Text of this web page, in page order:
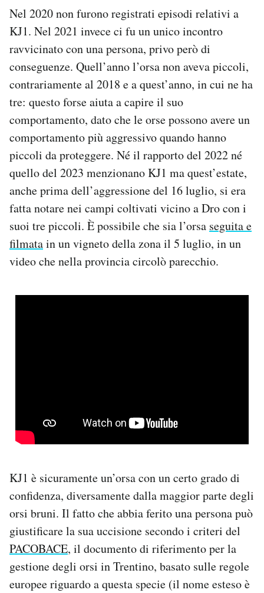
Nel 2020 non furono registrati episodi relativi a
KJ1. Nel 2021 invece ci fu un unico incontro
ravvicinato con una persona, privo però di
conseguenze. Quell’anno l’orsa non aveva piccoli,
contrariamente al 2018 e a quest’anno, in cui ne ha
tre: questo forse aiuta a capire il suo
comportamento, dato che le orse possono avere un
comportamento più aggressivo quando hanno
piccoli da proteggere. Né il rapporto del 2022 né
quello del 2023 menzionano KJ1 ma quest’estate,
anche prima dell’aggressione del 16 luglio, si era
fatta notare nei campi coltivati vicino a Dro con i
suoi tre piccoli. È possibile che sia l’orsa seguita e
filmatain un vigneto della zona il 5 luglio, in un
video che nella provincia circolò parecchio.
KJ1 è sicuramente un’orsa con un certo grado di
confidenza, diversamente dalla maggior parte degli
orsi bruni. Il fatto che abbia ferito una persona può
giustificare la sua uccisione secondo i criteri del
PACOBACE, il documento di riferimento per la
gestione degli orsi in Trentino, basato sulle regole
europee riguardo a questa specie (il nome esteso è